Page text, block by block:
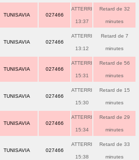
TUNISAVIA 027466
ATTERRI
13:37
Retard de 32
minutes
TUNISAVIA 027466
ATTERRI
13:12
Retard de 7
minutes
TUNISAVIA 027466
ATTERRI
15:31
Retard de 56
minutes
TUNISAVIA 027466
ATTERRI
15:30
Retard de 15
minutes
TUNISAVIA 027466
ATTERRI
15:34
Retard de 29
minutes
TUNISAVIA 027466
ATTERRI
15:38
Retard de 33
minutes